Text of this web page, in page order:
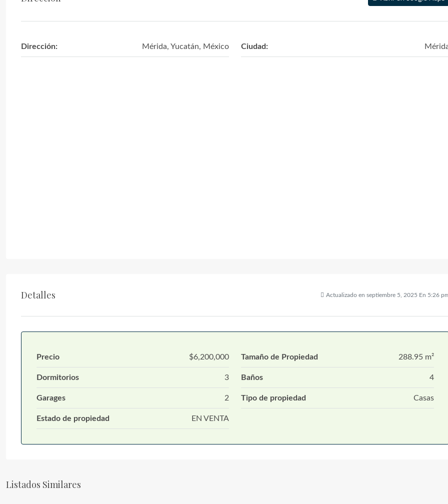
Dirección: Mérida, Yucatán, México Ciudad:
Detalles Actualizado en septiembre 5, 2025 En 5:26
Precio $6,200,000 Tamaño de Propiedad 288.95 m²
Dormitorios 3 Baños 4
Garages 2 Tipo de propiedad Casas
Estado de propiedad EN VENTA
Listados Similares